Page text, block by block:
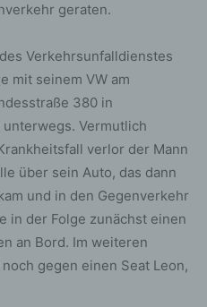
geraten.
Verkehrsunfalldienstes
mit seinem VW am
380 in
Vermutlich
verlor der Mann
über sein Auto, das dann
und in den Gegenverkehr
in der Folge zunächst einen
an Bord. Im weiteren
gegen einen Seat Leon,